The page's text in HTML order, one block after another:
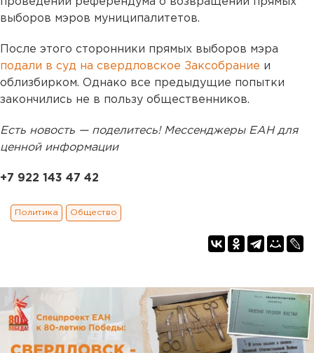
выборов мэров муниципалитетов.
После этого сторонники прямых выборов мэра
подали в суд на свердловское Заксобрание и
облизбирком. Однако все предыдущие попытки
закончились не в пользу общественников.
Есть новость — поделитесь! Мессенджеры ЕАН для
ценной информации
+7 922 143 47 42
Политика Общество